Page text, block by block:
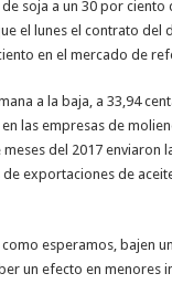
soja a un 30 por ciento
el lunes el contrato del
en el mercado de
a la baja, a 33,94
las empresas de
del 2017 enviaron
exportaciones de
como esperamos, bajen
un efecto en menores